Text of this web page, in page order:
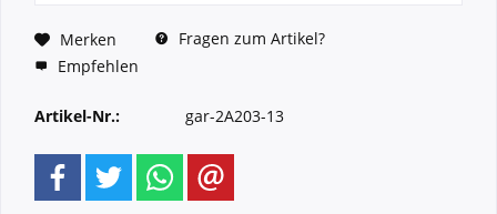
Merken
Fragen zum Artikel?
Empfehlen
Artikel-Nr.: gar-2A203-13